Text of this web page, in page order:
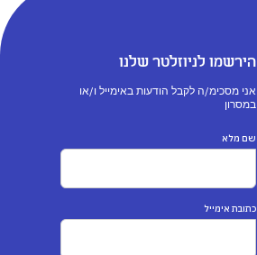
הירשמו לניוזלטר שלנו
אני מסכימ/ה לקבל הודעות באימייל ו/או
במסרון
שם מלא
כתובת אימייל